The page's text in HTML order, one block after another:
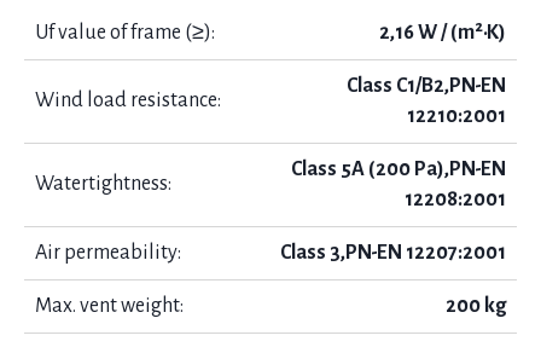
Uf value of frame (≥): 2,16 W / (m²·K)
Wind load resistance:
Class C1/B2,PN-EN
12210:2001
Watertightness:
Class 5A (200 Pa),PN-EN
12208:2001
Air permeability: Class 3,PN-EN 12207:2001
Max. vent weight: 200 kg